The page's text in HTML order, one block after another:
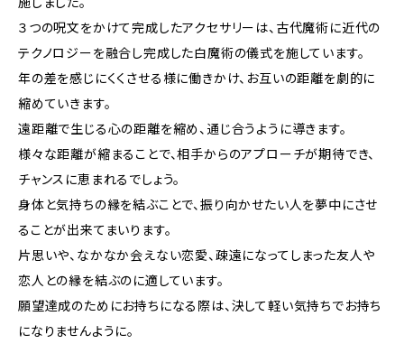
３つの呪文をかけて完成したアクセサリーは、古代魔術に近代の
テクノロジーを融合し完成した白魔術の儀式を施しています。
年の差を感じにくくさせる様に働きかけ、お互いの距離を劇的に
縮めていきます。
遠距離で生じる心の距離を縮め、通じ合うように導きます。
様々な距離が縮まることで、相手からのアプローチが期待でき、
チャンスに恵まれるでしょう。
身体と気持ちの縁を結ぶことで、振り向かせたい人を夢中にさせ
ることが出来てまいります。
片思いや、なかなか会えない恋愛、疎遠になってしまった友人や
恋人との縁を結ぶのに適しています。
願望達成のためにお持ちになる際は、決して軽い気持ちでお持ち
になりませんように。